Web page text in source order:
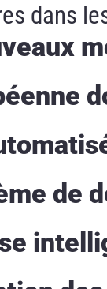
dans
de